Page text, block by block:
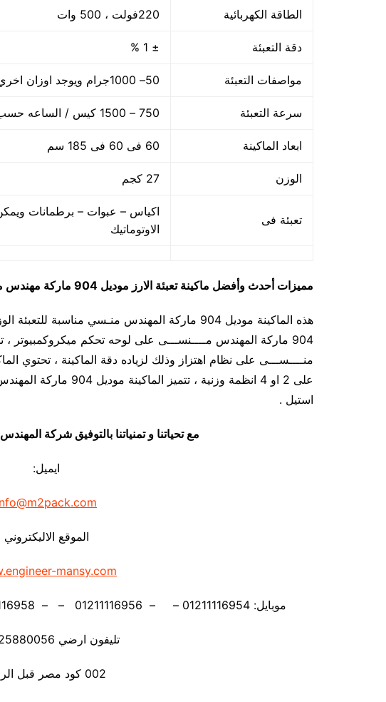
الطاقة الكهربائية 220فولت ، 500 وات
دقة التعبئة ± 1 %
مواصفات التعبئة 50– 1000جرام ويوجد اوزان اخري حتى 5 كجم
سرعة التعبئة 750 – 1500 كيس / الساعه حسب سرعة العامل
ابعاد الماكينة 60 فى 60 فى 185 سم
الوزن 27 كجم
تعبئة فى
اكياس – عبوات – برطمانات
الاوتوماتيك
مميزات أحدث وأفضل ماكينة تعبئة الارز موديل 904 ماركة مهندس مــنســى
هذه الماكينة موديل 904 ماركة المهندس منـسي
على 2 او 4 انظمة وزنية ،
استيل .
مع تحياتنا و تمنياتنا بالتوفيق شركة
ايميل:
الموقع الاليكتروني
mansy.com
موبايل: 01211116954 – – 01211116956 – – 01211116958 – 01211116959 – 01211116962
تليفون ارضي 0225880056
002 كود مصر قبل الرقم